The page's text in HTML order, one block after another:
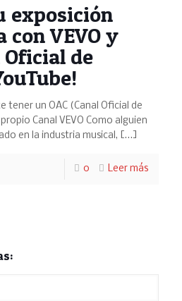
exposición
VEVO y
Oficial de
tener un OAC (Canal Oficial de
Canal VEVO Como alguien
en la industria musical, […]
0 Leer más